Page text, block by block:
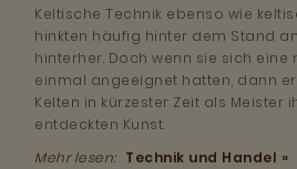
Keltische Technik ebenso wie
hinkten häufig hinter dem Stand
hinterher. Doch wenn sie sich eine
einmal angeeignet hatten, dann
Kelten in kürzester Zeit als Meister
entdeckten Kunst.
Mehr lesen: Technik und Handel »